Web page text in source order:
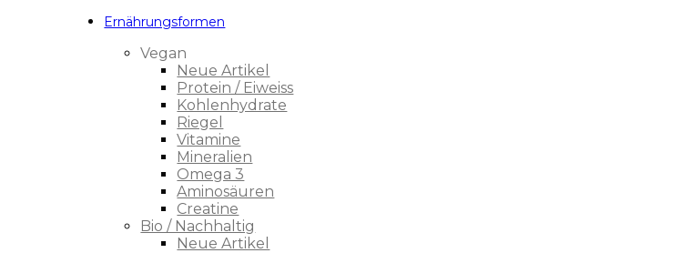
Ernährungsformen
Vegan
Neue Artikel
Protein / Eiweiss
Kohlenhydrate
Riegel
Vitamine
Mineralien
Omega 3
Aminosäuren
Creatine
Bio / Nachhaltig
Neue Artikel